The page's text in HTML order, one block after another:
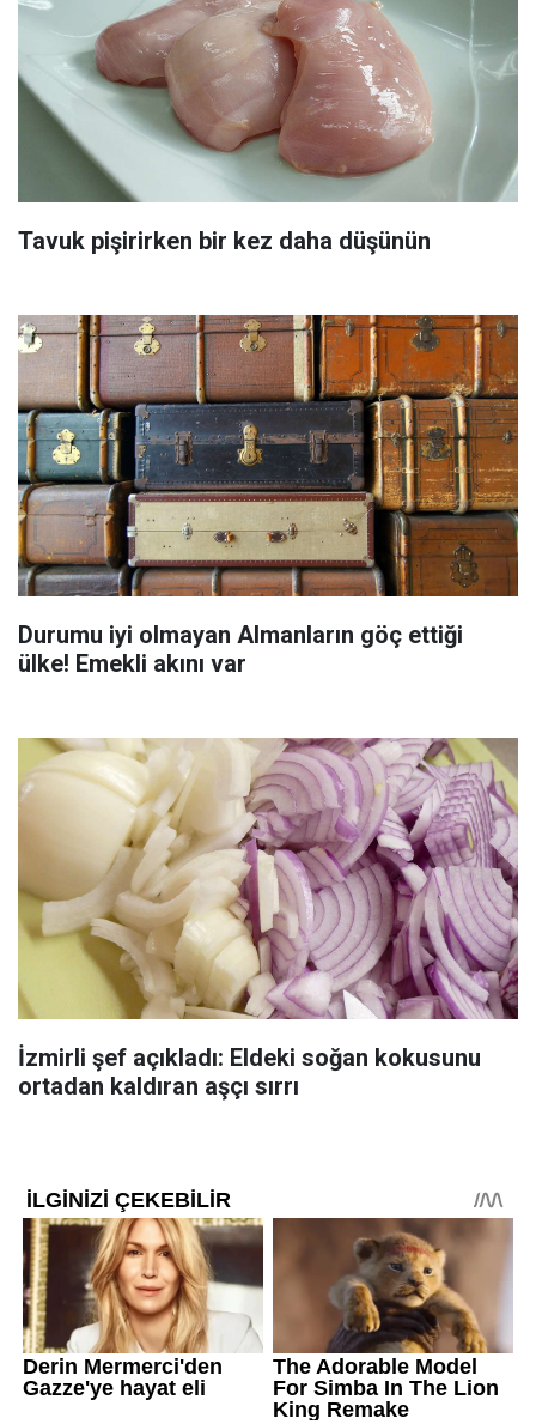
Tavuk pişirirken bir kez daha düşünün
Durumu iyi olmayan Almanların göç ettiği
ülke! Emekli akını var
İzmirli şef açıkladı: Eldeki soğan kokusunu
ortadan kaldıran aşçı sırrı